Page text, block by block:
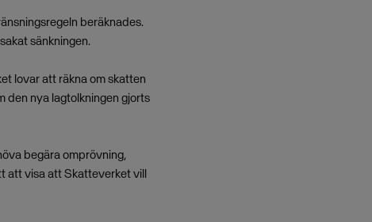
beräknades.
sänkningen.
lovar att räkna om skatten
den nya lagtolkningen gjorts
begära omprövning,
att visa att Skatteverket vill